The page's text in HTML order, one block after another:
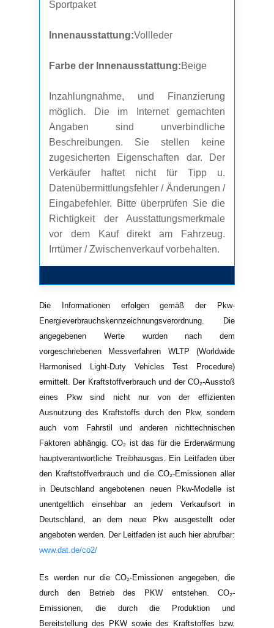
Sportpaket
Innenausstattung:Vollleder
Farbe der Innenausstattung:Beige
Inzahlungnahme, und Finanzierung
möglich. Die im Internet gemachten
Angaben sind unverbindliche
Beschreibungen. Sie stellen keine
zugesicherten Eigenschaften dar. Der
Verkäufer haftet nicht für Tipp u.
Datenübermittlungsfehler / Änderungen /
Eingabefehler. Bitte überprüfen Sie die
Richtigkeit der Ausstattungsmerkmale
vor dem Kauf direkt am Fahrzeug.
Irrtümer / Zwischenverkauf vorbehalten.
Die Informationen erfolgen gemäß der Pkw-
Energieverbrauchskennzeichnungsverordnung. Die
angegebenen Werte wurden nach dem
vorgeschriebenen Messverfahren WLTP (Worldwide
Harmonised Light-Duty Vehicles Test Procedure)
ermittelt. Der Kraftstoffverbrauch und der CO₂-Ausstoß
eines Pkw sind nicht nur von der effizienten
Ausnutzung des Kraftstoffs durch den Pkw, sondern
auch vom Fahrstil und anderen nichttechnischen
Faktoren abhängig. CO₂ ist das für die Erderwärmung
hauptverantwortliche Treibhausgas. Ein Leitfaden über
den Kraftstoffverbrauch und die CO₂-Emissionen aller
in Deutschland angebotenen neuen Pkw-Modelle ist
unentgeltlich einsehbar an jedem Verkaufsort in
Deutschland, an dem neue Pkw ausgestellt oder
angeboten werden. Der Leitfaden ist auch hier abrufbar:
www.dat.de/co2/
Es werden nur die CO₂-Emissionen angegeben, die
durch den Betrieb des PKW entstehen. CO₂-
Emissionen, die durch die Produktion und
Bereitstellung des PKW sowie des Kraftstoffes bzw.